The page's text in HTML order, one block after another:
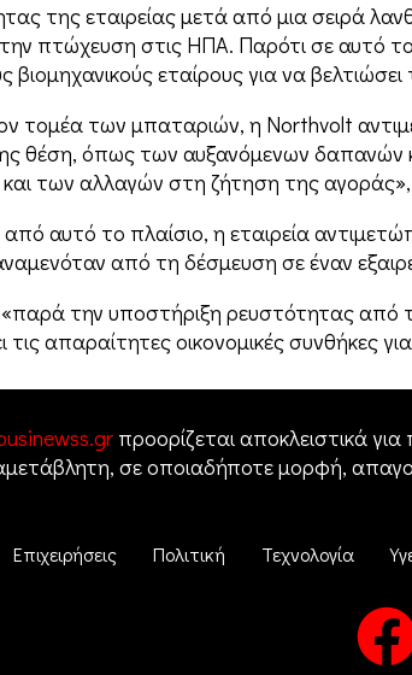
της εταιρείας μετά από μια σειρά
πτώχευση στις ΗΠΑ. Παρότι σε αυτό
εταίρους για να βελτιώσει
τομέα των μπαταριών, η Northvolt
θέση, όπως των αυξανόμενων
και των αλλαγών στη ζήτηση της
από αυτό το πλαίσιο, η εταιρεία
από τη δέσμευση σε έναν
«παρά την υποστήριξη ρευστότητας από
απαραίτητες οικονομικές συνθήκες
προορίζεται αποκλειστικά
σε οποιαδήποτε μορφή,
Επιχειρήσεις Πολιτική Τεχνολογία